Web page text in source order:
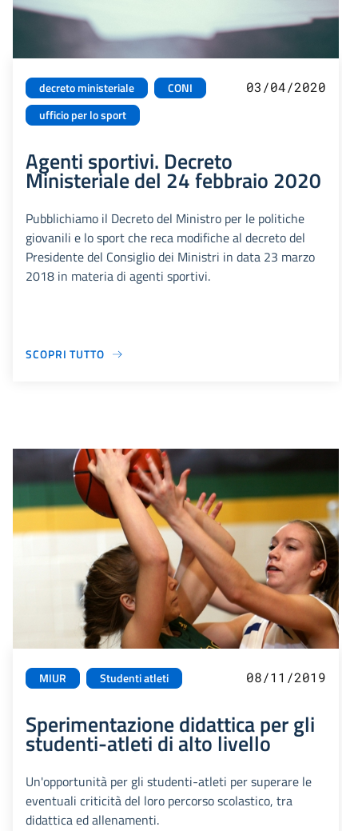
decreto ministeriale
CONI
ufficio per lo sport
03/04/2020
Agenti sportivi. Decreto
Ministeriale del 24 febbraio 2020
Pubblichiamo il Decreto del Ministro per le politiche
giovanili e lo sport che reca modifiche al decreto del
Presidente del Consiglio dei Ministri in data 23 marzo
2018 in materia di agenti sportivi.
SCOPRI TUTTO
MIUR Studenti atleti 08/11/2019
Sperimentazione didattica per gli
studenti-atleti di alto livello
Un'opportunità per gli studenti-atleti per superare le
eventuali criticità del loro percorso scolastico, tra
didattica ed allenamenti.